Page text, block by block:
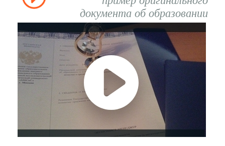
документа об образовании